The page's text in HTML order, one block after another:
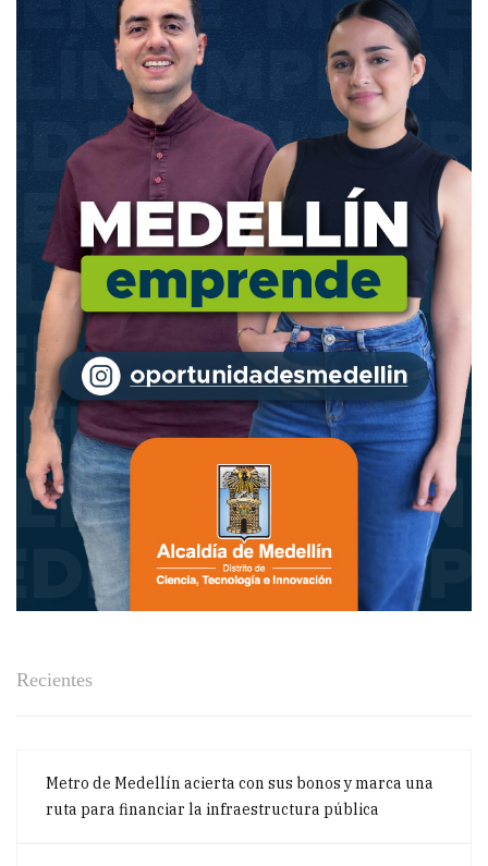
Recientes
Metro de Medellín acierta con sus bonos y marca una
ruta para financiar la infraestructura pública